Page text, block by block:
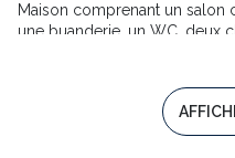
Maison comprenant un salon
une buanderie, un WC, deux
Creysse, Cours de Pile, Saint
N'ATTENDEZ PLUS, VENEZ
BEAUMONT DE L'AGENCE